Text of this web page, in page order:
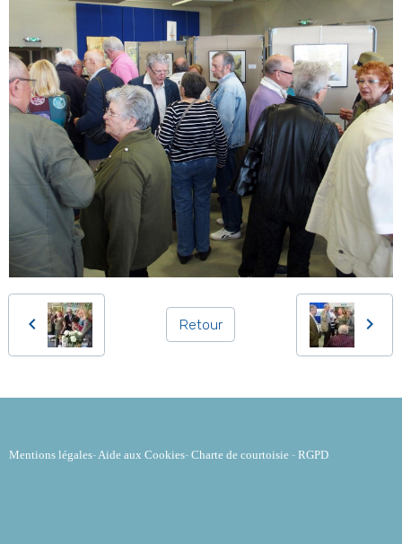
Retour
Mentions légales- Aide aux Cookies- Charte de courtoisie - RGPD